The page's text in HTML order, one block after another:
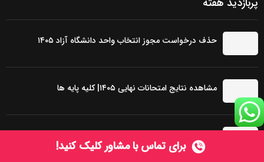
حذف درخواست مجوز انتخاب واحد دانشگاه آزاد ۱۴۰۵
مشاهده نتایج امتحانات نهایی ۱۴۰۵| کلیه پایه ها
برایتماس با مشاورکلیک کنید!